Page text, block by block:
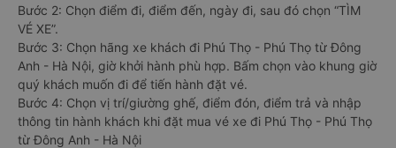
Bước 2: Chọn điểm đi, điểm đến, ngày đi, sau đó chọn “TÌM
VÉ XE”.
Bước 3: Chọn hãng xe khách đi Phú Thọ - Phú Thọ từ Đông
Anh - Hà Nội, giờ khởi hành phù hợp. Bấm chọn vào khung giờ
quý khách muốn đi để tiến hành đặt vé.
Bước 4: Chọn vị trí/giường ghế, điểm đón, điểm trả và nhập
thông tin hành khách khi đặt mua vé xe đi Phú Thọ - Phú Thọ
từ Đông Anh - Hà Nội